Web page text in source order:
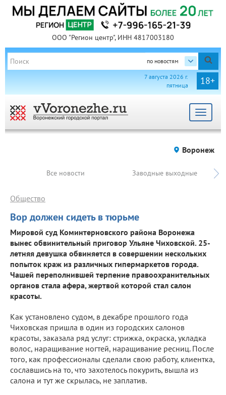
ООО "Регион центр", ИНН 4817003180
по новостям
18+
7 августа 2026 г.
пятница
Toggle
Воронеж
Все новости Заводные выходные
Вор должен сидеть в тюрьме
Общество
Мировой суд Коминтерновского района Воронежа
вынес обвинительный приговор Ульяне Чиховской. 25-
летняя девушка обвиняется в совершении нескольких
попыток краж из различных гипермаркетов города.
Чашей переполнившей терпение правоохранительных
органов стала афера, жертвой которой стал салон
красоты.
Как установлено судом, в декабре прошлого года
Чиховская пришла в один из городских салонов
красоты, заказала ряд услуг: стрижка, окраска, укладка
волос, наращивание ногтей, наращивание ресниц. После
того, как профессионалы сделали свою работу, клиентка,
сославшись на то, что захотелось покурить, вышла из
салона и тут же скрылась, не заплатив.